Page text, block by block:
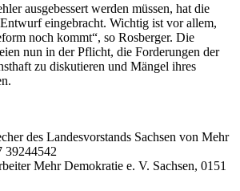
ausgebessert werden müssen, hat die
eingebracht. Wichtig ist vor allem,
noch kommt“, so Rosberger. Die
nun in der Pflicht, die Forderungen der
zu diskutieren und Mängel ihres
des Landesvorstands Sachsen von Mehr
39244542
Mehr Demokratie e. V. Sachsen, 0151